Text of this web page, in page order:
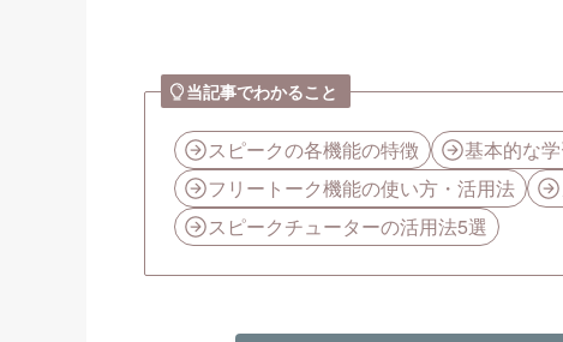
当記事でわかること
スピークの各機能の特徴
基本的な
フリートーク機能の使い方・活用法
スピークチューターの活用法5選